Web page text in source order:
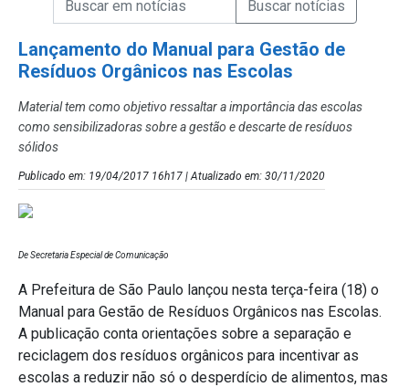
Lançamento do Manual para Gestão de
Resíduos Orgânicos nas Escolas
Material tem como objetivo ressaltar a importância das escolas
como sensibilizadoras sobre a gestão e descarte de resíduos
sólidos
Publicado em: 19/04/2017 16h17 | Atualizado em: 30/11/2020
De Secretaria Especial de Comunicação
A Prefeitura de São Paulo lançou nesta terça-feira (18) o
Manual para Gestão de Resíduos Orgânicos nas Escolas.
A publicação conta orientações sobre a separação e
reciclagem dos resíduos orgânicos para incentivar as
escolas a reduzir não só o desperdício de alimentos, mas